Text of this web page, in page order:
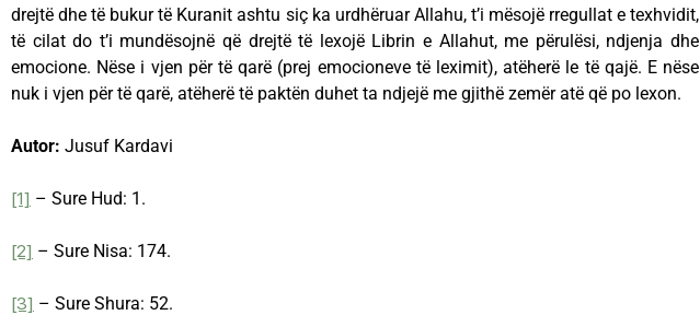
drejtë dhe të bukur të Kuranit ashtu siç ka urdhëruar Allahu, t’i mësojë rregullat e texhvidit,
të cilat do t’i mundësojnë që drejtë të lexojë Librin e Allahut, me përulësi, ndjenja dhe
emocione. Nëse i vjen për të qarë (prej emocioneve të leximit), atëherë le të qajë. E nëse
nuk i vjen për të qarë, atëherë të paktën duhet ta ndjejë me gjithë zemër atë që po lexon.
Autor: Jusuf Kardavi
[1] – Sure Hud: 1.
[2] – Sure Nisa: 174.
[3] – Sure Shura: 52.